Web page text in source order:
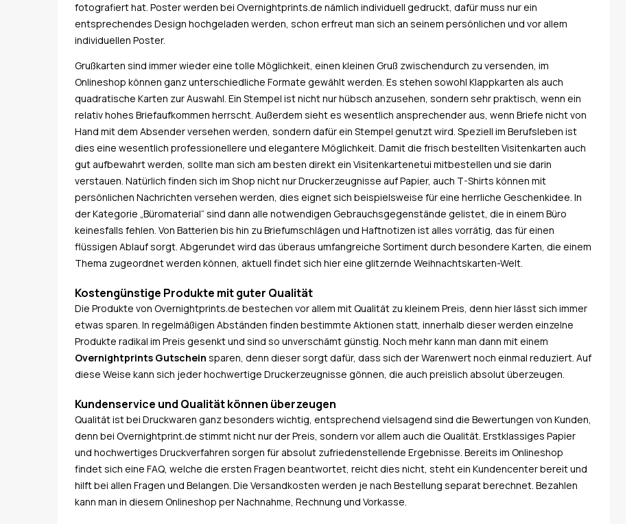
fotografiert hat. Poster werden bei Overnightprints.de nämlich individuell gedruckt, dafür muss nur ein
entsprechendes Design hochgeladen werden, schon erfreut man sich an seinem persönlichen und vor allem
individuellen Poster.
Grußkarten sind immer wieder eine tolle Möglichkeit, einen kleinen Gruß zwischendurch zu versenden, im
Onlineshop können ganz unterschiedliche Formate gewählt werden. Es stehen sowohl Klappkarten als auch
quadratische Karten zur Auswahl. Ein Stempel ist nicht nur hübsch anzusehen, sondern sehr praktisch, wenn ein
relativ hohes Briefaufkommen herrscht. Außerdem sieht es wesentlich ansprechender aus, wenn Briefe nicht von
Hand mit dem Absender versehen werden, sondern dafür ein Stempel genutzt wird. Speziell im Berufsleben ist
dies eine wesentlich professionellere und elegantere Möglichkeit. Damit die frisch bestellten Visitenkarten auch
gut aufbewahrt werden, sollte man sich am besten direkt ein Visitenkartenetui mitbestellen und sie darin
verstauen. Natürlich finden sich im Shop nicht nur Druckerzeugnisse auf Papier, auch T-Shirts können mit
persönlichen Nachrichten versehen werden, dies eignet sich beispielsweise für eine herrliche Geschenkidee. In
der Kategorie „Büromaterial“ sind dann alle notwendigen Gebrauchsgegenstände gelistet, die in einem Büro
keinesfalls fehlen. Von Batterien bis hin zu Briefumschlägen und Haftnotizen ist alles vorrätig, das für einen
flüssigen Ablauf sorgt. Abgerundet wird das überaus umfangreiche Sortiment durch besondere Karten, die einem
Thema zugeordnet werden können, aktuell findet sich hier eine glitzernde Weihnachtskarten-Welt.
Kostengünstige Produkte mit guter Qualität
Die Produkte von Overnightprints.de bestechen vor allem mit Qualität zu kleinem Preis, denn hier lässt sich immer
etwas sparen. In regelmäßigen Abständen finden bestimmte Aktionen statt, innerhalb dieser werden einzelne
Produkte radikal im Preis gesenkt und sind so unverschämt günstig. Noch mehr kann man dann mit einem
Overnightprints Gutschein sparen, denn dieser sorgt dafür, dass sich der Warenwert noch einmal reduziert. Auf
diese Weise kann sich jeder hochwertige Druckerzeugnisse gönnen, die auch preislich absolut überzeugen.
Kundenservice und Qualität können überzeugen
Qualität ist bei Druckwaren ganz besonders wichtig, entsprechend vielsagend sind die Bewertungen von Kunden,
denn bei Overnightprint.de stimmt nicht nur der Preis, sondern vor allem auch die Qualität. Erstklassiges Papier
und hochwertiges Druckverfahren sorgen für absolut zufriedenstellende Ergebnisse. Bereits im Onlineshop
findet sich eine FAQ, welche die ersten Fragen beantwortet, reicht dies nicht, steht ein Kundencenter bereit und
hilft bei allen Fragen und Belangen. Die Versandkosten werden je nach Bestellung separat berechnet. Bezahlen
kann man in diesem Onlineshop per Nachnahme, Rechnung und Vorkasse.